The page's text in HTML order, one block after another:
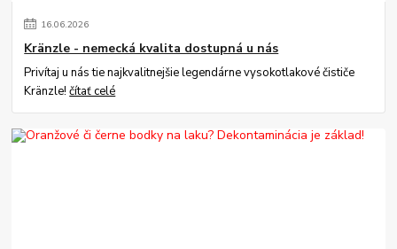
16.06.2026
Kränzle - nemecká kvalita dostupná u nás
Privítaj u nás tie najkvalitnejšie legendárne vysokotlakové čističe
Kränzle!čítať celé